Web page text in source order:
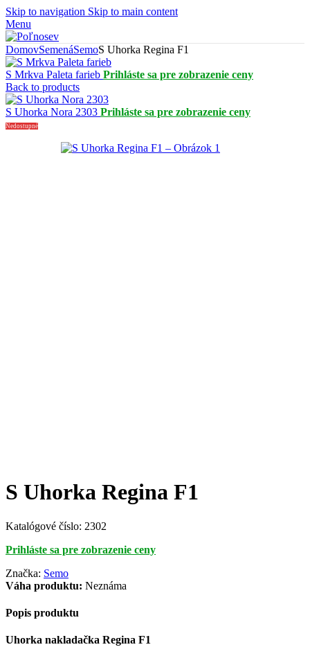
Skip to navigation Skip to main content
Menu
DomovSemenáSemoS Uhorka Regina F1
S Mrkva Paleta farieb Prihláste sa pre zobrazenie ceny
Back to products
S Uhorka Nora 2303 Prihláste sa pre zobrazenie ceny
Nedostupné
S Uhorka Regina F1
Katalógové číslo: 2302
Prihláste sa pre zobrazenie ceny
Značka: Semo
Váha produktu: Neznáma
Popis produktu
Uhorka nakladačka Regina F1